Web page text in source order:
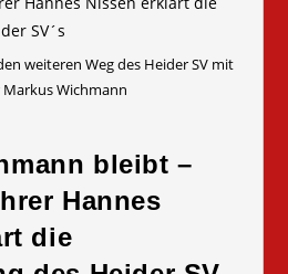
weiteren Weg des Heider SV mit
Markus Wichmann
bleibt –
Hannes
die